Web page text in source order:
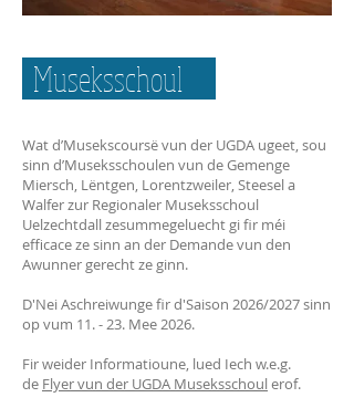
Museksschoul
Wat d’Musekscoursë vun der UGDA ugeet, sou
sinn d’Museksschoulen vun de Gemenge
Miersch, Lëntgen, Lorentzweiler, Steesel a
Walfer zur Regionaler Museksschoul
Uelzechtdall zesummegeluecht gi fir méi
efficace ze sinn an der Demande vun den
Awunner gerecht ze ginn.
D'Nei Aschreiwunge fir d'Saison 2026/2027 sinn
op vum 11. - 23. Mee 2026.
Fir weider Informatioune, lued Iech w.e.g.
de Flyer vun der UGDA Museksschoulerof.